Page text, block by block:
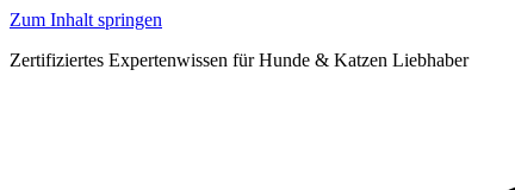
Zum Inhalt springen
Zertifiziertes Expertenwissen für Hunde & Katzen Liebhaber